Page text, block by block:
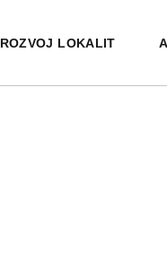
ROZVOJ LOKALIT